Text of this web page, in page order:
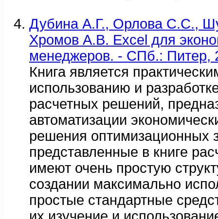
Дубина А.Г., Орлова С.С.,
Хромов А.В. Excel для
менеджеров. - СПб.: Питер,
Книга является
использованию и
расчетных решений,
автоматизации
решения оптимизационных
представленные в книге
имеют очень простую
создании максимально
простые стандартные